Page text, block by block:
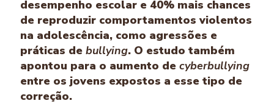
desempenho escolar e 40% mais chances
de reproduzir comportamentos violentos
na adolescência, como agressões e
práticas de bullying. O estudo também
apontou para o aumento de cyberbullying
entre os jovens expostos a esse tipo de
correção.